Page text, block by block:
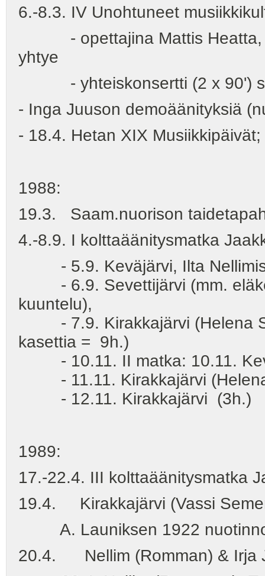
6.-8.3. IV Unohtuneet
- opettajina Mattis Heatta,
yhtye
- yhteiskonsertti (2 x 90')
- Inga Juuson demoäänityksiä
- 18.4. Hetan XIX
1988:
19.3. Saam.nuorison
4.-8.9. I kolttaäänitysmatka
- 5.9. Keväjärvi, Ilta
- 6.9. Sevettijärvi (mm.
kuuntelu),
- 7.9. Kirakkajärvi (Helena
kasettia = 9h.)
- 10.11. II matka: 10.11.
- 11.11. Kirakkajärvi (Helena
- 12.11. Kirakkajärvi (3h.)
1989:
17.-22.4. III kolttaäänitysmatka
19.4. Kirakkajärvi (Vassi
A. Launiksen 1922
20.4. Nellim (Romman) & Irja